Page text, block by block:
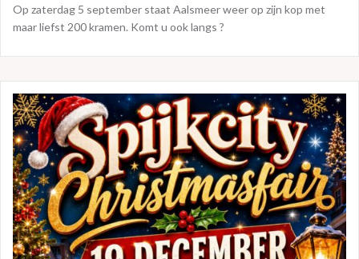
Op zaterdag 5 september staat Aalsmeer weer op zijn kop met
maar liefst 200 kramen. Komt u ook langs ?